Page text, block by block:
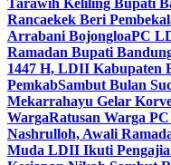
Tarawih Keliling Bupati
Rancaekek Beri
Arrabani BojongloaPC
Ramadan Bupati
1447 H, LDII Kabupaten
PemkabSambut Bulan
Mekarrahayu Gelar
WargaRatusan Warga
Nashrulloh, Awali
Muda LDII Ikuti